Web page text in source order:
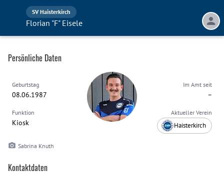
SV Haisterkirch
Florian "F" Eisele
Persönliche Daten
Geburtstag
08.06.1987
Funktion
Kiosk
Im Amt seit
–
Aktueller Verein
Haisterkirch
Sabrina Knuth
Kontaktdaten